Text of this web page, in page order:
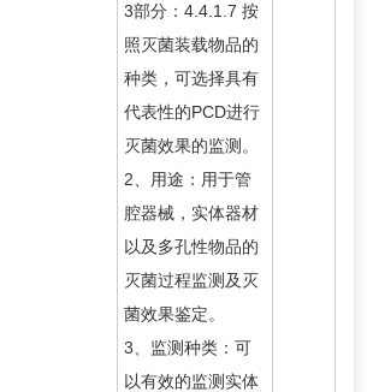
3部分：4.4.1.7 按
照灭菌装载物品的
种类，可选择具有
代表性的PCD进行
灭菌效果的监测。
2、用途：用于管
腔器械，实体器材
以及多孔性物品的
灭菌过程监测及灭
菌效果鉴定。
3、监测种类：可
以有效的监测实体